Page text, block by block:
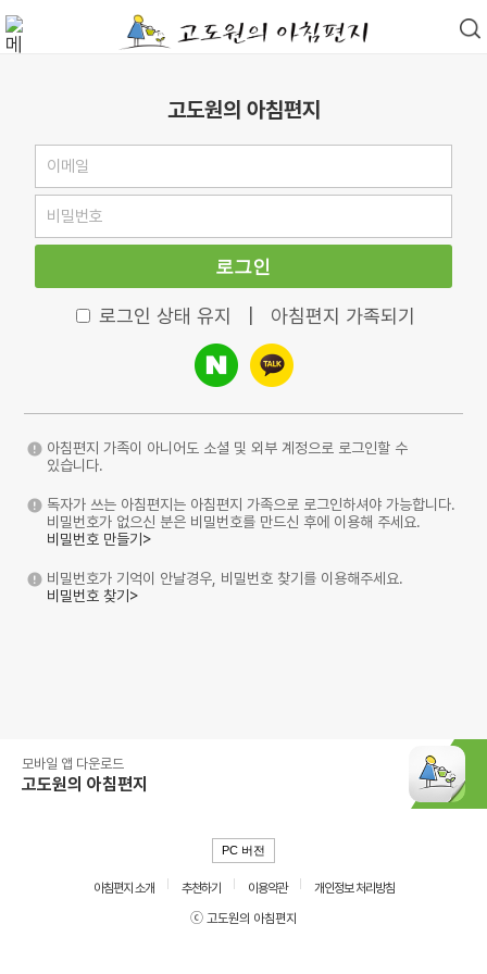
고도원의 아침편지
로그인
로그인 상태 유지 아침편지 가족되기
아침편지 가족이 아니어도 소셜 및 외부 계정으로 로그인할 수
있습니다.
독자가 쓰는 아침편지는 아침편지 가족으로 로그인하셔야 가능합니다.
비밀번호가 없으신 분은 비밀번호를 만드신 후에 이용해 주세요.
비밀번호 만들기>
비밀번호가 기억이 안날경우, 비밀번호 찾기를 이용해주세요.
비밀번호 찾기>
모바일 앱 다운로드
고도원의 아침편지
PC 버전
아침편지 소개 추천하기 이용약관
개인정보 처리방침
ⓒ 고도원의 아침편지